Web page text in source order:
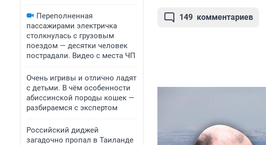
Переполненная
пассажирами электричка
столкнулась с грузовым
поездом — десятки человек
пострадали. Видео с места ЧП
Очень игривы и отлично ладят
с детьми. В чём особенности
абиссинской породы кошек —
разбираемся с экспертом
Российский диджей
загадочно пропал в Таиланде
149 комментариев